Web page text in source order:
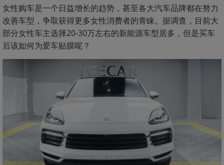
女性购车是一个日益增长的趋势，甚至各大汽车品牌都在努力
改善车型，争取获得更多女性消费者的青睐。据调查，目前大
部分女性车主选择20-30万左右的新能源车型居多，但是买车
后该如何为爱车贴膜呢？